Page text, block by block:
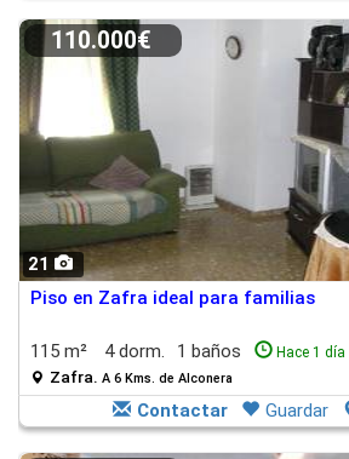
21
110.000€
Piso en Zafra ideal para familias
115 m² 4 dorm. 1 baños Hace 1 día
Zafra. A 6 Kms. de Alconera
Contactar Guardar